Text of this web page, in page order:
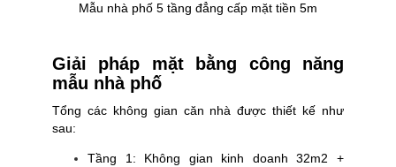
Mẫu nhà phố 5 tầng đẳng cấp mặt tiền 5m
Giải pháp mặt bằng công năng
mẫu nhà phố
Tổng các không gian căn nhà được thiết kế như
sau:
Tầng 1: Không gian kinh doanh 32m2 +